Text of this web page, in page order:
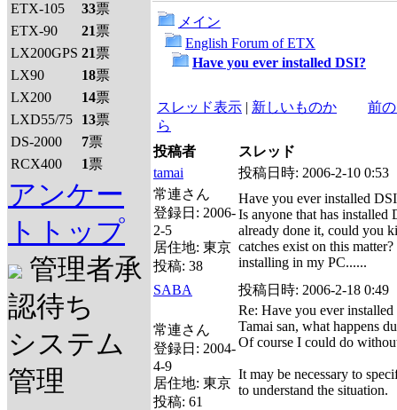
ETX-105
33票
ETX-90
21票
LX200GPS 21票
LX90
18票
LX200
14票
LXD55/75
13票
DS-2000
7票
RCX400
1票
アンケー
トトップ
管理者承
認待ち
システム
管理
メイン
English Forum of ETX
Have you ever installed DSI?
スレッド表示 | 新しいものか
ら
前
投稿者
スレッド
tamai
投稿日時: 2006-2-10 0:53
常連さん
登録日: 2006-
2-5
居住地: 東京
投稿: 38
Have you ever installed
Is anyone that has installed
already done it, could you
catches exist on this
installing in my PC......
SABA
投稿日時: 2006-2-18 0:49
常連さん
登録日: 2004-
4-9
居住地: 東京
投稿: 61
Re: Have you ever
Tamai san, what happens
Of course I could do
It may be necessary to
to understand the situation.